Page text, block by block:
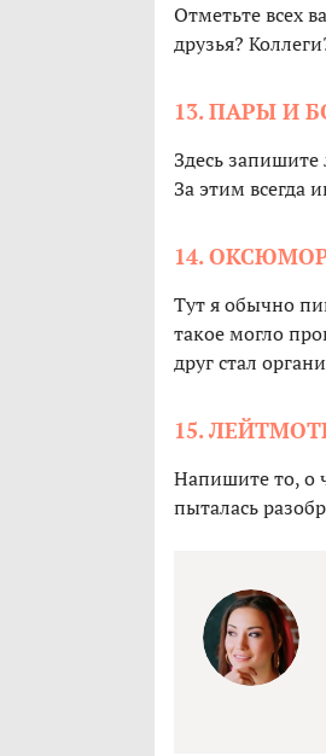
Отметьте всех
друзья?
13. ПАРЫ И
Здесь запишите
За этим всегда
14.
Тут я обычно
такое могло
друг стал
15.
Напишите то, о
пыталась